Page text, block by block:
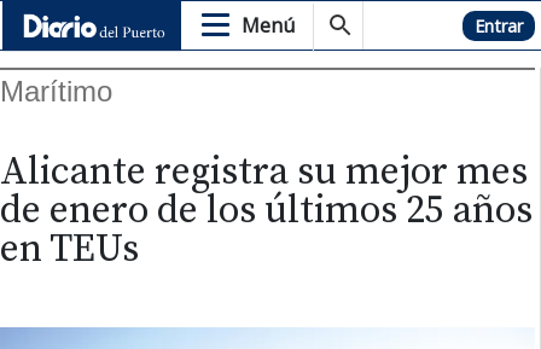
Menú Hemeroteca Entrar
Marítimo
Alicante registra su mejor mes
de enero de los últimos 25 años
en TEUs